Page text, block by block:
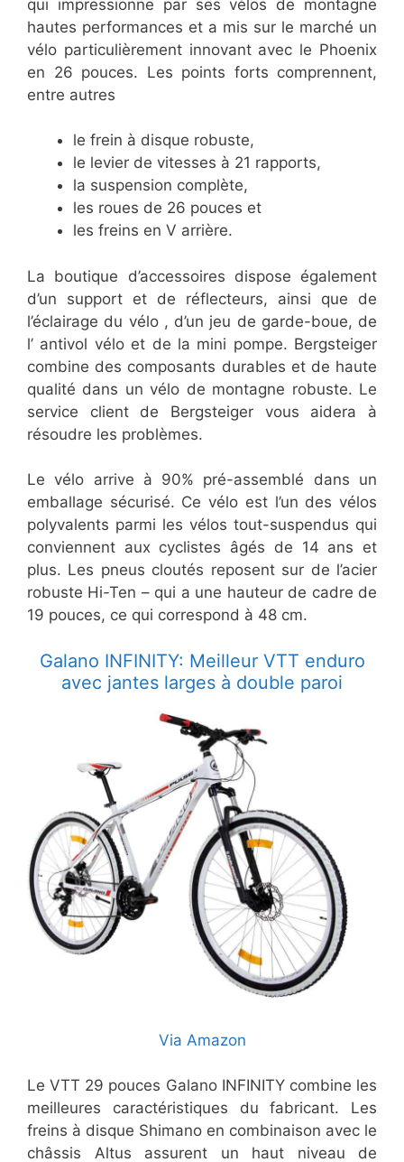
qui impressionne par ses vélos de montagne
hautes performances et a mis sur le marché un
vélo particulièrement innovant avec le Phoenix
en 26 pouces. Les points forts comprennent,
entre autres
le frein à disque robuste,
le levier de vitesses à 21 rapports,
la suspension complète,
les roues de 26 pouces et
les freins en V arrière.
La boutique d’accessoires dispose également
d’un support et de réflecteurs, ainsi que de
l’éclairage du vélo , d’un jeu de garde-boue, de
l’ antivol vélo et de la mini pompe. Bergsteiger
combine des composants durables et de haute
qualité dans un vélo de montagne robuste. Le
service client de Bergsteiger vous aidera à
résoudre les problèmes.
Le vélo arrive à 90% pré-assemblé dans un
emballage sécurisé. Ce vélo est l’un des vélos
polyvalents parmi les vélos tout-suspendus qui
conviennent aux cyclistes âgés de 14 ans et
plus. Les pneus cloutés reposent sur de l’acier
robuste Hi-Ten – qui a une hauteur de cadre de
19 pouces, ce qui correspond à 48 cm.
Galano INFINITY: Meilleur VTT enduro
avec jantes larges à double paroi
Via Amazon
Le VTT 29 pouces Galano INFINITY combine les
meilleures caractéristiques du fabricant. Les
freins à disque Shimano en combinaison avec le
châssis Altus assurent un haut niveau de